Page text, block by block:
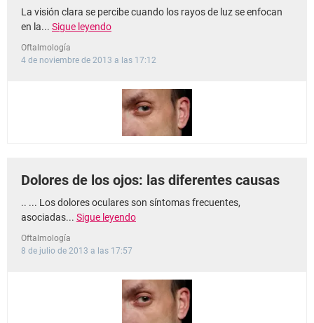
La visión clara se percibe cuando los rayos de luz se enfocan
en la... Sigue leyendo
Oftalmología
4 de noviembre de 2013 a las 17:12
Dolores de los ojos: las diferentes causas
.. ... Los dolores oculares son síntomas frecuentes,
asociadas... Sigue leyendo
Oftalmología
8 de julio de 2013 a las 17:57